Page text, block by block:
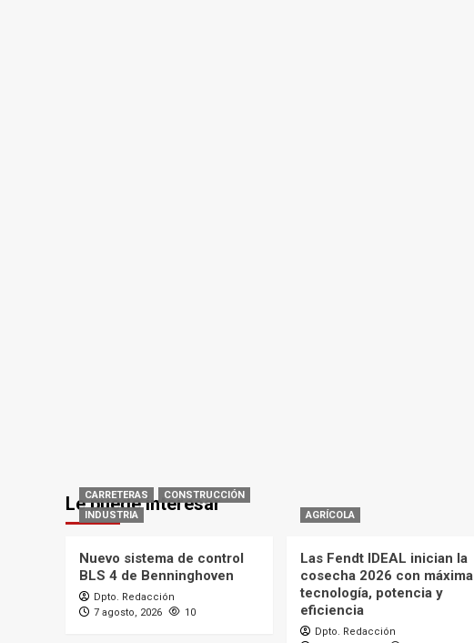
Le puede interesar
CARRETERAS
CONSTRUCCIÓN
INDUSTRIA
Nuevo sistema de control
BLS 4 de Benninghoven
Dpto. Redacción
7 agosto, 2026
10
AGRÍCOLA
Las Fendt IDEAL inician la
cosecha 2026 con máxima
tecnología, potencia y
eficiencia
Dpto. Redacción